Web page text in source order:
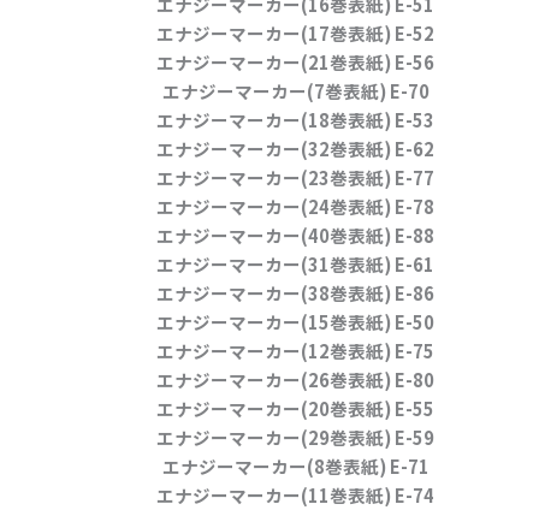
エナジーマーカー(17巻表紙) E-52
エナジーマーカー(21巻表紙) E-56
エナジーマーカー(7巻表紙) E-70
エナジーマーカー(18巻表紙) E-53
エナジーマーカー(32巻表紙) E-62
エナジーマーカー(23巻表紙) E-77
エナジーマーカー(24巻表紙) E-78
エナジーマーカー(40巻表紙) E-88
エナジーマーカー(31巻表紙) E-61
エナジーマーカー(38巻表紙) E-86
エナジーマーカー(15巻表紙) E-50
エナジーマーカー(12巻表紙) E-75
エナジーマーカー(26巻表紙) E-80
エナジーマーカー(20巻表紙) E-55
エナジーマーカー(29巻表紙) E-59
エナジーマーカー(8巻表紙) E-71
エナジーマーカー(11巻表紙) E-74